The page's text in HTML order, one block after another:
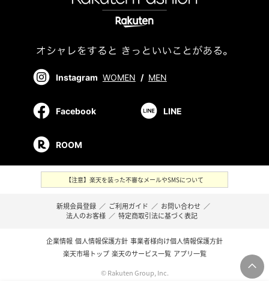
Instagram WOMEN / MEN
Facebook LINE
ROOM
【注意】楽天を装った不審なメールやSMSについて
新規会員登録 ／ ご利用ガイド ／ お問い合わせ ／
法人のお客様 ／ 特定商取引法に基づく表記
企業情報 個人情報保護方針 事業者様向け個人情報保護方針
楽天市場トップ 楽天のサービス一覧 アプリ一覧
© Rakuten Group, Inc.